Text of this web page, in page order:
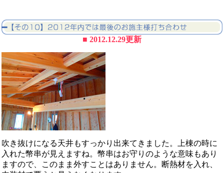
■ 2012.12.29更新
吹き抜けになる天井もすっかり出来てきました。上棟の時に
入れた幣串が見えますね。幣串はお守りのような意味もあり
ますので、このまま外すことはありません。断熱材を入れ、